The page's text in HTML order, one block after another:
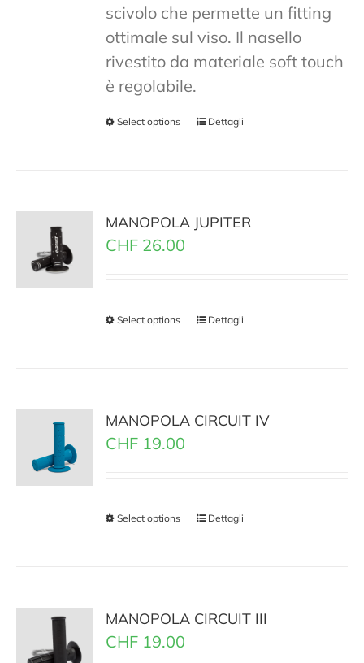
scivolo che permette un fitting
ottimale sul viso. Il nasello
rivestito da materiale soft touch
è regolabile.
Select options Dettagli
MANOPOLA JUPITER
CHF 26.00
Select options Dettagli
MANOPOLA CIRCUIT IV
CHF 19.00
Select options Dettagli
MANOPOLA CIRCUIT III
CHF 19.00